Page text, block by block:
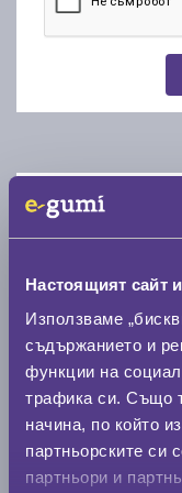
Настоящият сайт
Използваме
съдържанието и
функции на
трафика си. Също
начина, по който
партньорските си
партньори и